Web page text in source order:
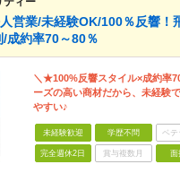
営業/未経験OK/100％反響！
成約率70～80％
＼★100%反響スタイル×成約率
ーズの高い商材だから、未経験
やすい♪
未経験歓迎 学歴不問 ベテ
完全週休2日 賞与複数月 面